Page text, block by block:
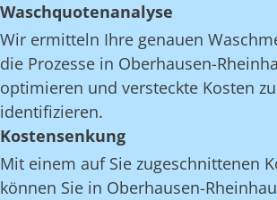
Waschquotenanalyse
Wir ermitteln Ihre genauen
die Prozesse in Oberhausen-
optimieren und versteckte Kosten zu
identifizieren.
Kostensenkung
Mit einem auf Sie zugeschnittenen
können Sie in Oberhausen-